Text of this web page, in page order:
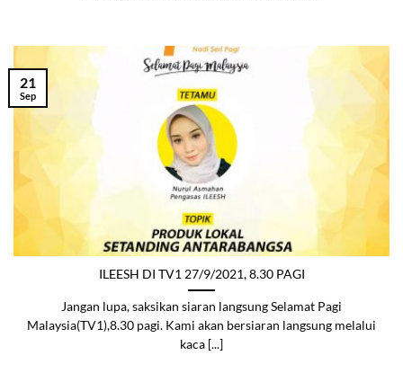
ILEESH DI TV1 27/9/2021, 8.30 PAGI
Jangan lupa, saksikan siaran langsung Selamat Pagi
Malaysia(TV1),8.30 pagi. Kami akan bersiaran langsung melalui
kaca [...]
21
Sep